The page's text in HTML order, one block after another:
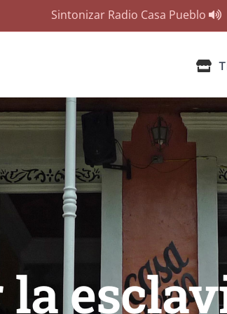
Sintonizar Radio Casa Pueblo